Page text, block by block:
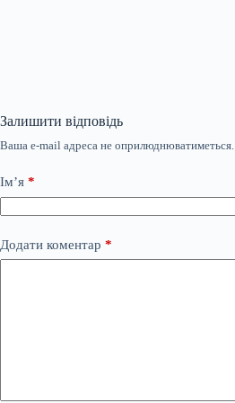
Залишити відповідь
Ваша e-mail адреса не оприлюднюватиметься.
Ім’я *
Додати коментар *